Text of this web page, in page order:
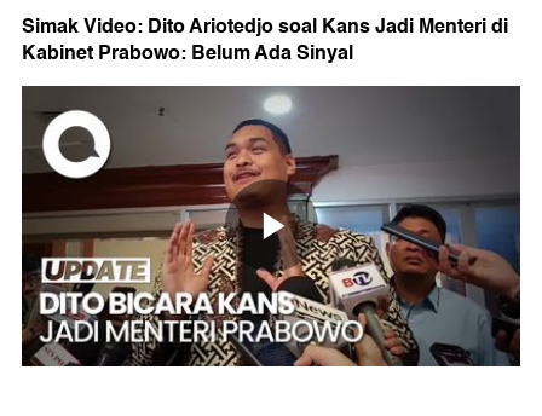
Simak Video: Dito Ariotedjo soal Kans Jadi Menteri di
Kabinet Prabowo: Belum Ada Sinyal